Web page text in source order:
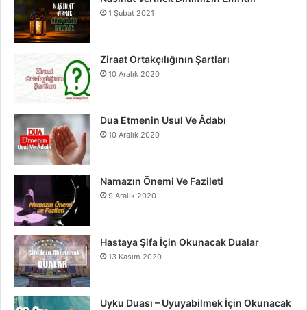
o
e
r
1 Şubat 2021
Ziraat Ortakçılığının Şartları
10 Aralık 2020
Dua Etmenin Usul Ve Âdabı
10 Aralık 2020
Namazın Önemi Ve Fazileti
9 Aralık 2020
Hastaya Şifa İçin Okunacak Dualar
13 Kasım 2020
Uyku Duası – Uyuyabilmek İçin Okunacak